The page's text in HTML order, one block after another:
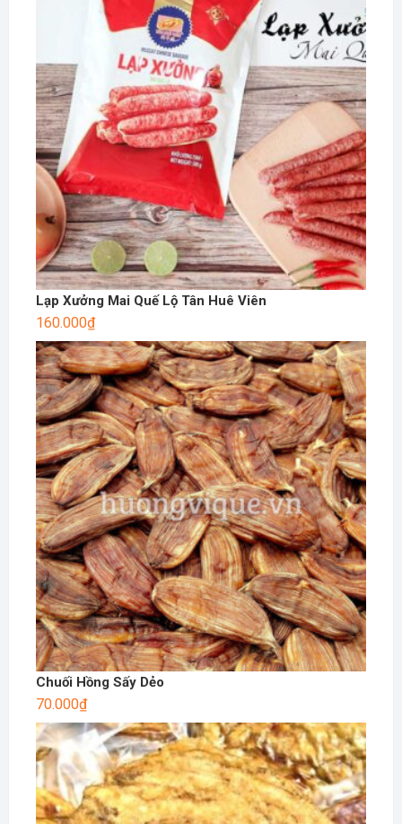
Lạp Xưởng Mai Quế Lộ Tân Huê Viên
160.000₫
Chuối Hồng Sấy Dẻo
70.000₫